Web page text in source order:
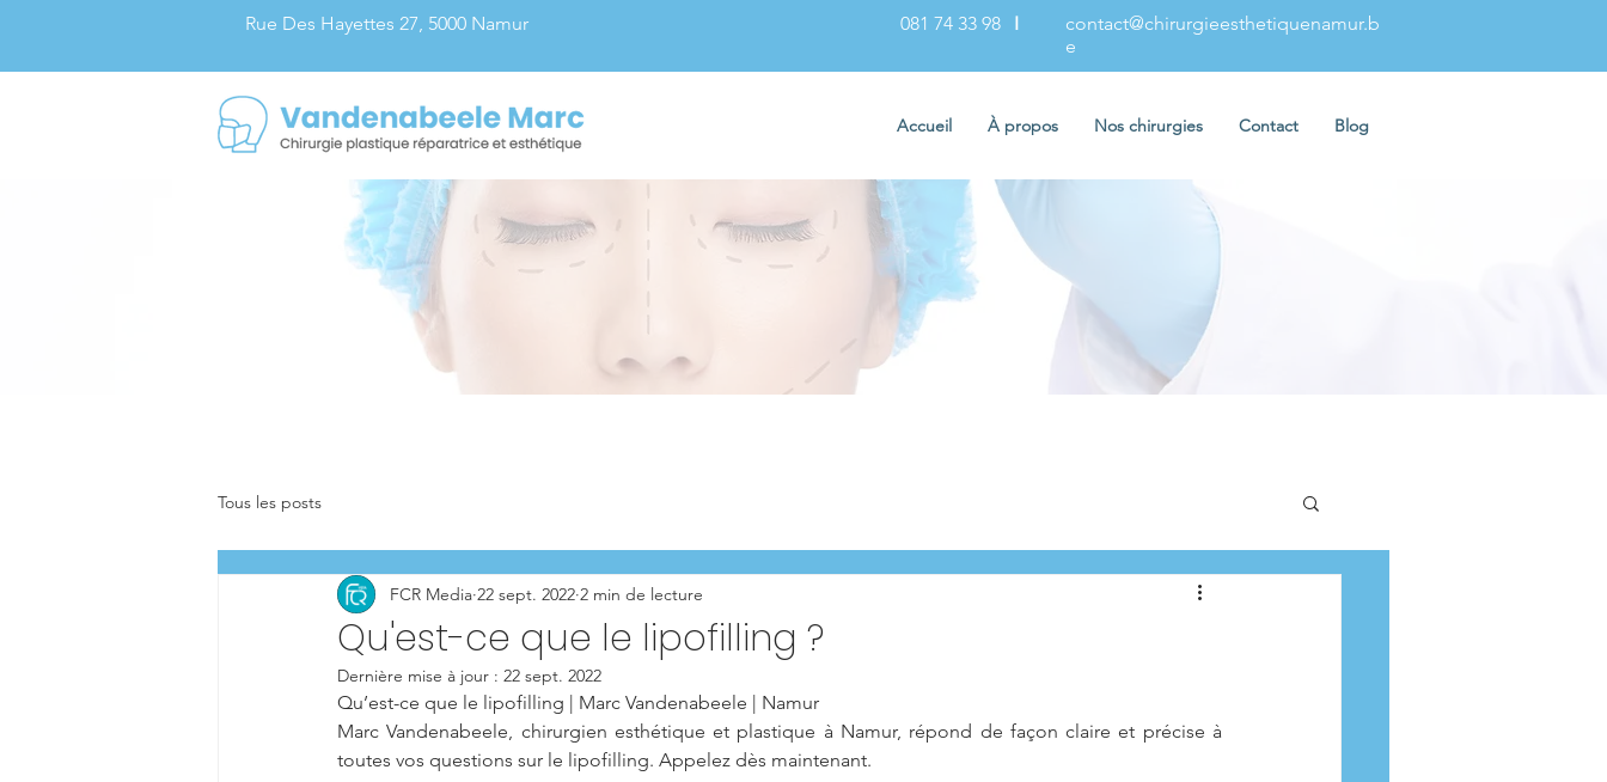
Rue Des Hayettes 27, 5000 Namur 081 74 33 98 I
contact@chirurgieesthetiquenamur.b
e
Accueil À propos Nos chirurgies Contact Blog
Tous les posts
Qu'est-ce que le lipofilling ?
FCR Media 22 sept. 2022 2 min de lecture
Dernière mise à jour : 22 sept. 2022
Qu’est-ce que le lipofilling | Marc Vandenabeele | Namur
Marc Vandenabeele, chirurgien esthétique et plastique à Namur, répond de façon claire et précise à
toutes vos questions sur le lipofilling. Appelez dès maintenant.